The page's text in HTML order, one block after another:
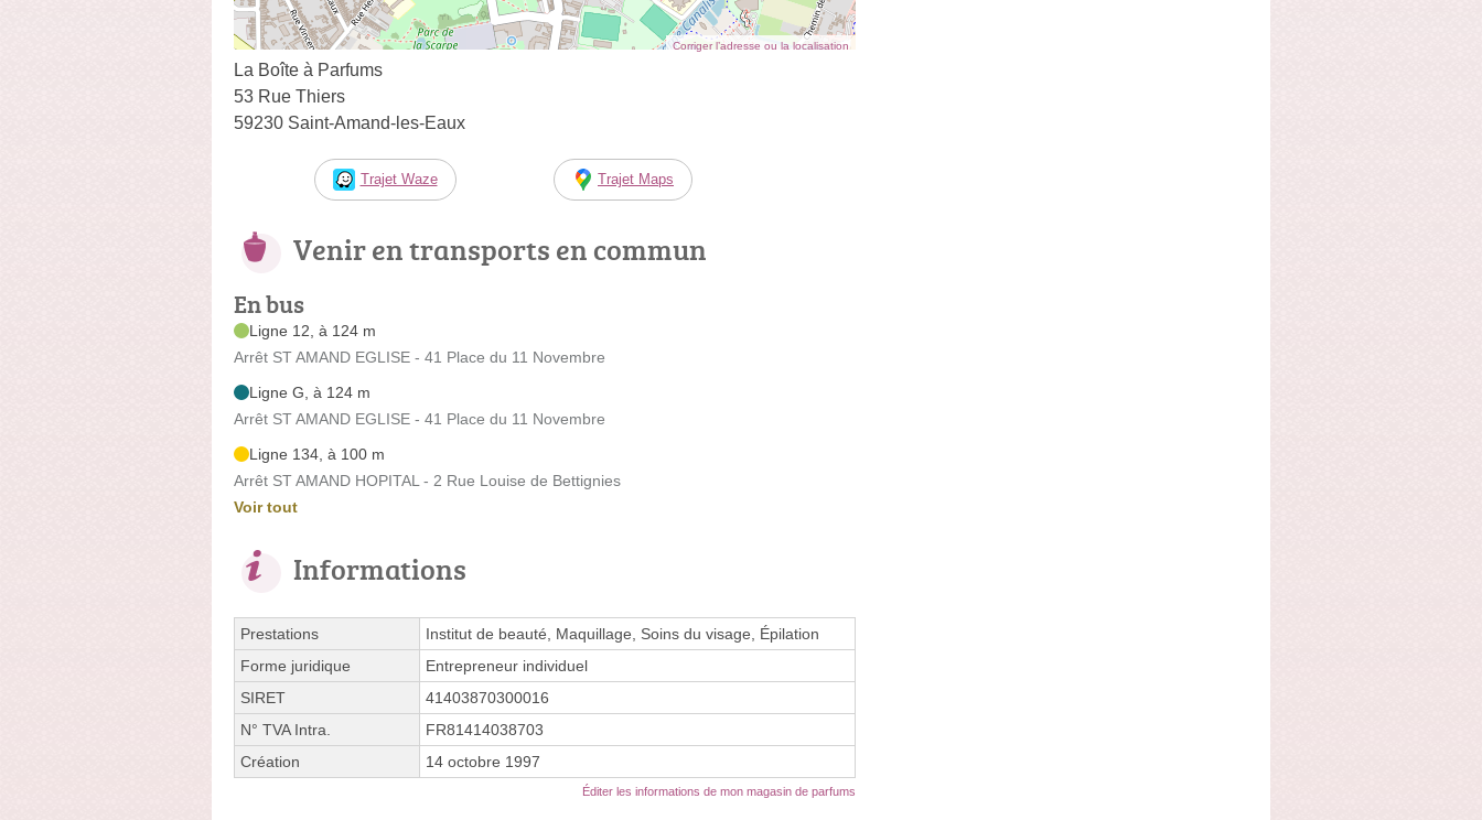
Corriger l’adresse ou la localisation
La Boîte à Parfums
53 Rue Thiers
59230 Saint-Amand-les-Eaux
Trajet Waze Trajet Maps
Venir en transports en commun
En bus
Ligne 12, à 124 m
Arrêt ST AMAND EGLISE - 41 Place du 11 Novembre
Ligne G, à 124 m
Arrêt ST AMAND EGLISE - 41 Place du 11 Novembre
Ligne 134, à 100 m
Arrêt ST AMAND HOPITAL - 2 Rue Louise de Bettignies
Voir tout
Informations
Prestations
Institut de beauté, Maquillage, Soins du visage, Épilation
Forme juridique
Entrepreneur individuel
SIRET
41403870300016
N° TVA Intra.
FR81414038703
Création
14 octobre 1997
Éditer les informations de mon magasin de parfums